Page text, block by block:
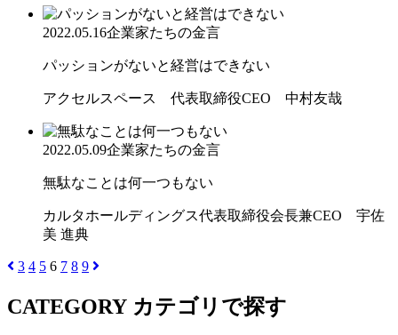
2022.05.16企業家たちの金言
パッションがないと経営はできない
アクセルスペース 代表取締役CEO 中村友哉
2022.05.09企業家たちの金言
無駄なことは何一つもない
カルタホールディングス代表取締役会長兼CEO 宇佐
美 進典
3 4 5 6 7 8 9
CATEGORY カテゴリで探す